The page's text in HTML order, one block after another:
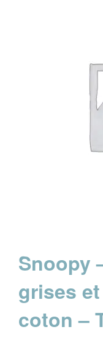
Snoopy
grises
coton –